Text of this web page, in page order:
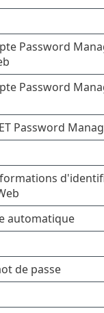
Password
Password
Password
automatique
de passe